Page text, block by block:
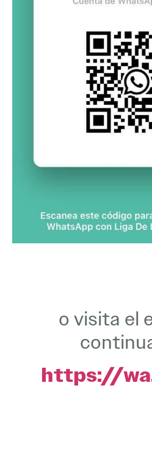
o visita el
https://